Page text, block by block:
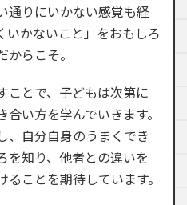
通りにいかない感覚も経
いかないこと」をおもしろ
らこそ。
ことで、子どもは次第に
い方を学んでいきます。
、自分自身のうまくでき
を知り、他者との違いを
ことを期待しています。